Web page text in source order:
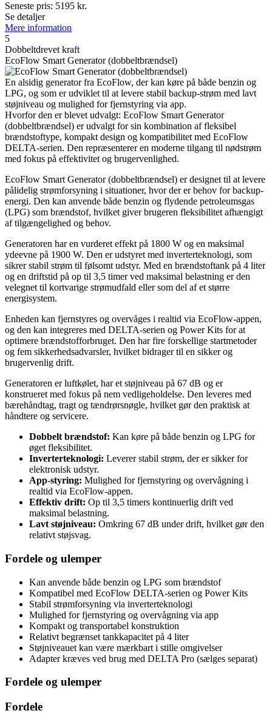
Seneste pris: 5195 kr.
Se detaljer
Mere information
5
Dobbeltdrevet kraft
EcoFlow Smart Generator (dobbeltbrændsel)
En alsidig generator fra EcoFlow, der kan køre på både benzin og
LPG, og som er udviklet til at levere stabil backup-strøm med lavt
støjniveau og mulighed for fjernstyring via app.
Hvorfor den er blevet udvalgt: EcoFlow Smart Generator
(dobbeltbrændsel) er udvalgt for sin kombination af fleksibel
brændstoftype, kompakt design og kompatibilitet med EcoFlow
DELTA-serien. Den repræsenterer en moderne tilgang til nødstrøm
med fokus på effektivitet og brugervenlighed.
EcoFlow Smart Generator (dobbeltbrændsel) er designet til at levere
pålidelig strømforsyning i situationer, hvor der er behov for backup-
energi. Den kan anvende både benzin og flydende petroleumsgas
(LPG) som brændstof, hvilket giver brugeren fleksibilitet afhængigt
af tilgængelighed og behov.
Generatoren har en vurderet effekt på 1800 W og en maksimal
ydeevne på 1900 W. Den er udstyret med inverterteknologi, som
sikrer stabil strøm til følsomt udstyr. Med en brændstoftank på 4 liter
og en driftstid på op til 3,5 timer ved maksimal belastning er den
velegnet til kortvarige strømudfald eller som del af et større
energisystem.
Enheden kan fjernstyres og overvåges i realtid via EcoFlow-appen,
og den kan integreres med DELTA-serien og Power Kits for at
optimere brændstofforbruget. Den har fire forskellige startmetoder
og fem sikkerhedsadvarsler, hvilket bidrager til en sikker og
brugervenlig drift.
Generatoren er luftkølet, har et støjniveau på 67 dB og er
konstrueret med fokus på nem vedligeholdelse. Den leveres med
bærehåndtag, tragt og tændrørsnøgle, hvilket gør den praktisk at
håndtere og servicere.
Dobbelt brændstof: Kan køre på både benzin og LPG for
øget fleksibilitet.
Inverterteknologi: Leverer stabil strøm, der er sikker for
elektronisk udstyr.
App-styring: Mulighed for fjernstyring og overvågning i
realtid via EcoFlow-appen.
Effektiv drift: Op til 3,5 timers kontinuerlig drift ved
maksimal belastning.
Lavt støjniveau: Omkring 67 dB under drift, hvilket gør den
relativt støjsvag.
Fordele og ulemper
Kan anvende både benzin og LPG som brændstof
Kompatibel med EcoFlow DELTA-serien og Power Kits
Stabil strømforsyning via inverterteknologi
Mulighed for fjernstyring og overvågning via app
Kompakt og transportabel konstruktion
Relativt begrænset tankkapacitet på 4 liter
Støjniveauet kan være mærkbart i stille omgivelser
Adapter kræves ved brug med DELTA Pro (sælges separat)
Fordele og ulemper
Fordele